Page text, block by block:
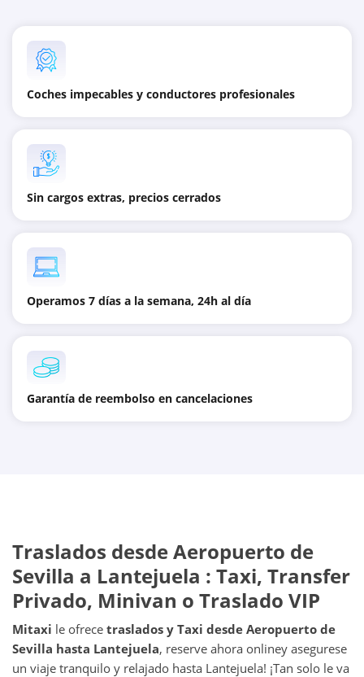
Coches impecables y conductores profesionales
Sin cargos extras, precios cerrados
Operamos 7 días a la semana, 24h al día
Garantía de reembolso en cancelaciones
Traslados desdeAeropuerto de
Sevilla a Lantejuela : Taxi, Transfer
Privado, Minivan o Traslado VIP
Mitaxi le ofrece traslados y Taxi desde Aeropuerto de
Sevilla hasta Lantejuela, reserve ahora onliney asegurese
un viaje tranquilo y relajado hasta Lantejuela! ¡Tan solo le va